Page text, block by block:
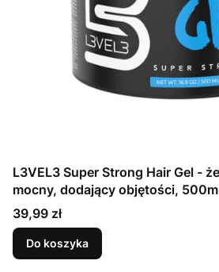
L3VEL3 Super Strong Hair Gel -
mocny, dodający objętości,
Cena
39,99 zł
Do koszyka